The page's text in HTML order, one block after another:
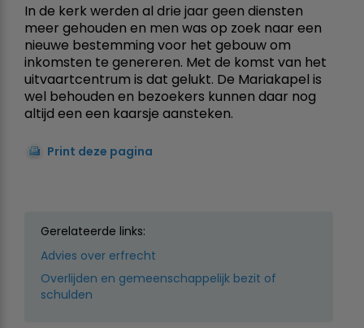
In de kerk werden al drie jaar geen diensten
meer gehouden en men was op zoek naar een
nieuwe bestemming voor het gebouw om
inkomsten te genereren. Met de komst van het
uitvaartcentrum is dat gelukt. De Mariakapel is
wel behouden en bezoekers kunnen daar nog
altijd een een kaarsje aansteken.
Print deze pagina
Gerelateerde links:
Advies over erfrecht
Overlijden en gemeenschappelijk bezit of
schulden